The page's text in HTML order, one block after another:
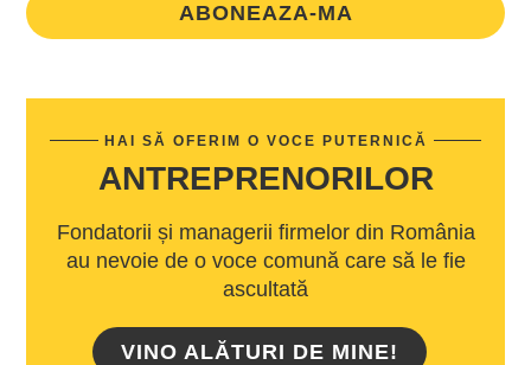
ABONEAZA-MA
HAI SĂ OFERIM O VOCE PUTERNICĂ
ANTREPRENORILOR
Fondatorii și managerii firmelor din România
au nevoie de o voce comună care să le fie
ascultată
VINO ALĂTURI DE MINE!